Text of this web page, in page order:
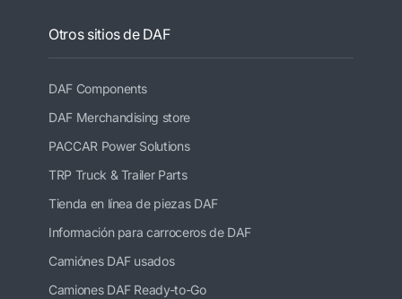
Otros sitios de DAF
DAF Components
DAF Merchandising store
PACCAR Power Solutions
TRP Truck & Trailer Parts
Tienda en línea de piezas DAF
Información para carroceros de DAF
Camiónes DAF usados
Camiones DAF Ready-to-Go